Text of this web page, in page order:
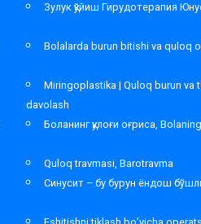
Зулук қўйиш Гирудотерапия
Bolalarda burun bitishi va quloq
Miringoplastika | Quloq burun va
davolash
Боланинг қулоғи оғриса,
Quloq travmasi, Barotravma
Синусит – бу бурун ёндош